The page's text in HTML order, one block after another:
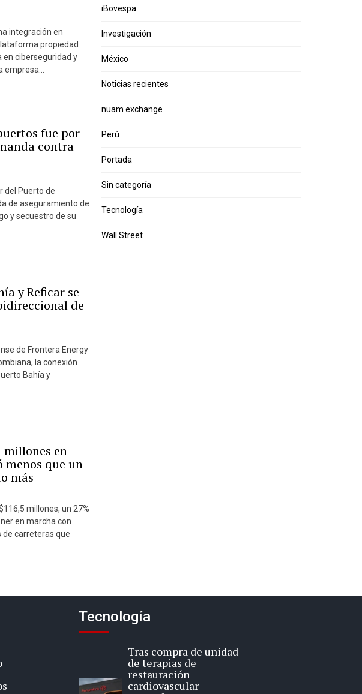
integración en
propiedad
ciberseguridad y
empresa…
fue por
contra
del Puerto de
de aseguramiento de
y secuestro de su
y Reficar se
de
de Frontera Energy
la conexión
Bahía y
millones en
menos que un
más
millones, un 27%
en marcha con
de carreteras que
iBovespa
Investigación
México
Noticias recientes
nuam exchange
Perú
Portada
Sin categoría
Tecnología
Wall Street
Tecnología
Tras compra de unidad
de terapias de
restauración
cardiovascular